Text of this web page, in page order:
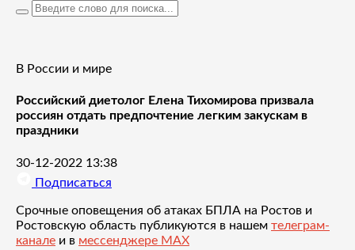
В России и мире
Российский диетолог Елена Тихомирова призвала
россиян отдать предпочтение легким закускам в
праздники
30-12-2022 13:38
Подписаться
Срочные оповещения об атаках БПЛА на Ростов и
Ростовскую область публикуются в нашем телеграм-
канале и в мессенджере MAX